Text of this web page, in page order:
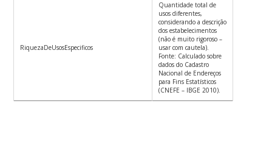
RiquezaDeUsosEspecificos
Quantidade total de
usos diferentes,
considerando a descrição
dos estabelecimentos
(não é muito rigoroso –
usar com cautela).
Fonte: Calculado sobre
dados do Cadastro
Nacional de Endereços
para Fins Estatísticos
(CNEFE – IBGE 2010).